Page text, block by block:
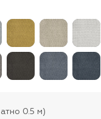
0.5 м)